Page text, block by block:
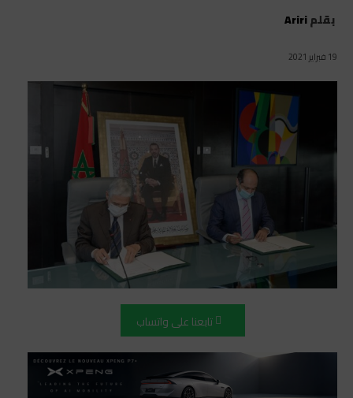
بقلمAriri
19 فبراير 2021
تابعنا على واتساب